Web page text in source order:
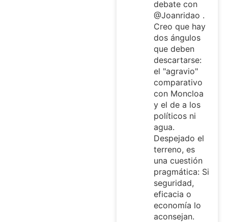
debate con
@Joanridao .
Creo que hay
dos ángulos
que deben
descartarse:
el "agravio"
comparativo
con Moncloa
y el de a los
políticos ni
agua.
Despejado el
terreno, es
una cuestión
pragmática: Si
seguridad,
eficacia o
economía lo
aconsejan.